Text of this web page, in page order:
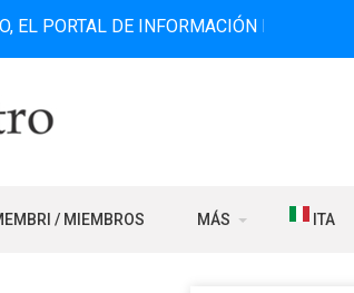
DE INFORMACIÓN BILINGÜE QUE
/ MIEMBROS MÁS ITA